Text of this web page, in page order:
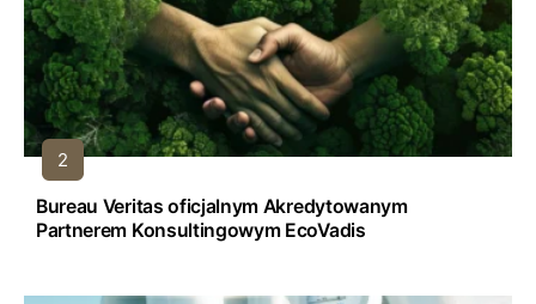
Bureau Veritas oficjalnym Akredytowanym
Partnerem Konsultingowym EcoVadis